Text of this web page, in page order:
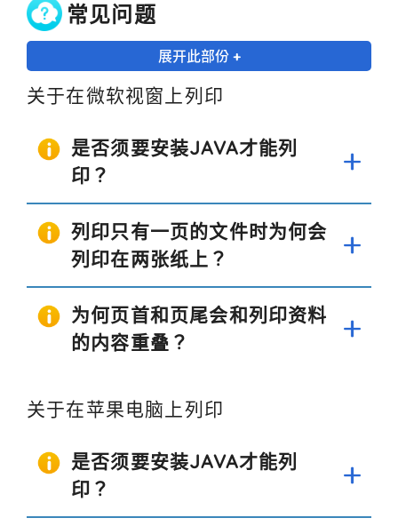
常见问题
展开此部份 +
关于在微软视窗上列印
是否须要安装JAVA才能列
印？
列印只有一页的文件时为何会
列印在两张纸上？
为何页首和页尾会和列印资料
的内容重叠？
关于在苹果电脑上列印
是否须要安装JAVA才能列
印？